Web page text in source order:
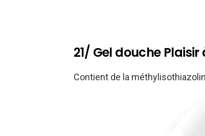
21/ Gel douche
Contient de la